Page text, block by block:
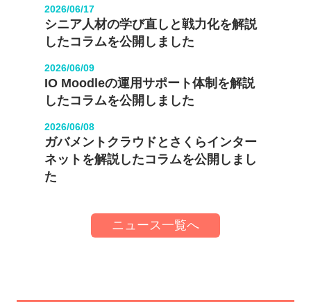
2026/06/17
シニア人材の学び直しと戦力化を解説
したコラムを公開しました
2026/06/09
IO Moodleの運用サポート体制を解説
したコラムを公開しました
2026/06/08
ガバメントクラウドとさくらインター
ネットを解説したコラムを公開しまし
た
ニュース一覧へ